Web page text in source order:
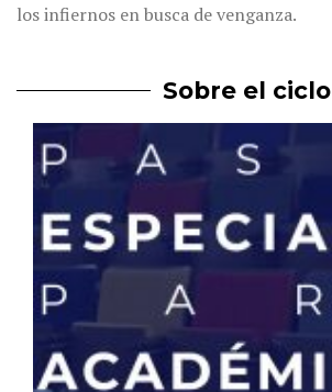
los infiernos en busca de venganza.
Sobre el ciclo